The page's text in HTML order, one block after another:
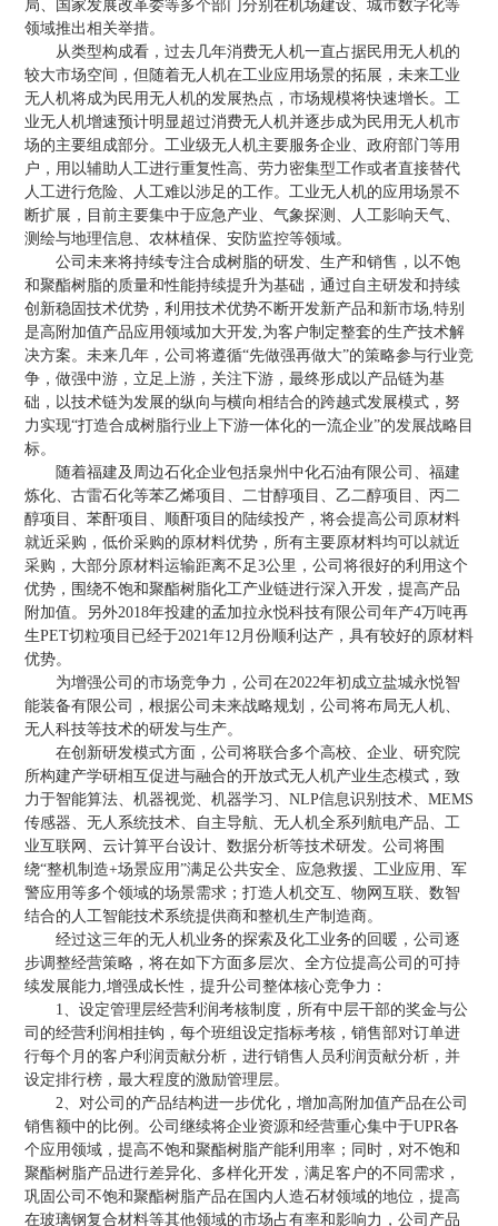
局、国家发展改革委等多个部门分别在机场建设、城市数字化等
领域推出相关举措。
从类型构成看，过去几年消费无人机一直占据民用无人机的
较大市场空间，但随着无人机在工业应用场景的拓展，未来工业
无人机将成为民用无人机的发展热点，市场规模将快速增长。工
业无人机增速预计明显超过消费无人机并逐步成为民用无人机市
场的主要组成部分。工业级无人机主要服务企业、政府部门等用
户，用以辅助人工进行重复性高、劳力密集型工作或者直接替代
人工进行危险、人工难以涉足的工作。工业无人机的应用场景不
断扩展，目前主要集中于应急产业、气象探测、人工影响天气、
测绘与地理信息、农林植保、安防监控等领域。
公司未来将持续专注合成树脂的研发、生产和销售，以不饱
和聚酯树脂的质量和性能持续提升为基础，通过自主研发和持续
创新稳固技术优势，利用技术优势不断开发新产品和新市场,特别
是高附加值产品应用领域加大开发,为客户制定整套的生产技术解
决方案。未来几年，公司将遵循“先做强再做大”的策略参与行业竞
争，做强中游，立足上游，关注下游，最终形成以产品链为基
础，以技术链为发展的纵向与横向相结合的跨越式发展模式，努
力实现“打造合成树脂行业上下游一体化的一流企业”的发展战略目
标。
随着福建及周边石化企业包括泉州中化石油有限公司、福建
炼化、古雷石化等苯乙烯项目、二甘醇项目、乙二醇项目、丙二
醇项目、苯酐项目、顺酐项目的陆续投产，将会提高公司原材料
就近采购，低价采购的原材料优势，所有主要原材料均可以就近
采购，大部分原材料运输距离不足3公里，公司将很好的利用这个
优势，围绕不饱和聚酯树脂化工产业链进行深入开发，提高产品
附加值。另外2018年投建的孟加拉永悦科技有限公司年产4万吨再
生PET切粒项目已经于2021年12月份顺利达产，具有较好的原材料
优势。
为增强公司的市场竞争力，公司在2022年初成立盐城永悦智
能装备有限公司，根据公司未来战略规划，公司将布局无人机、
无人科技等技术的研发与生产。
在创新研发模式方面，公司将联合多个高校、企业、研究院
所构建产学研相互促进与融合的开放式无人机产业生态模式，致
力于智能算法、机器视觉、机器学习、NLP信息识别技术、MEMS
传感器、无人系统技术、自主导航、无人机全系列航电产品、工
业互联网、云计算平台设计、数据分析等技术研发。公司将围
绕“整机制造+场景应用”满足公共安全、应急救援、工业应用、军
警应用等多个领域的场景需求；打造人机交互、物网互联、数智
结合的人工智能技术系统提供商和整机生产制造商。
经过这三年的无人机业务的探索及化工业务的回暖，公司逐
步调整经营策略，将在如下方面多层次、全方位提高公司的可持
续发展能力,增强成长性，提升公司整体核心竞争力：
1、设定管理层经营利润考核制度，所有中层干部的奖金与公
司的经营利润相挂钩，每个班组设定指标考核，销售部对订单进
行每个月的客户利润贡献分析，进行销售人员利润贡献分析，并
设定排行榜，最大程度的激励管理层。
2、对公司的产品结构进一步优化，增加高附加值产品在公司
销售额中的比例。公司继续将企业资源和经营重心集中于UPR各
个应用领域，提高不饱和聚酯树脂产能利用率；同时，对不饱和
聚酯树脂产品进行差异化、多样化开发，满足客户的不同需求，
巩固公司不饱和聚酯树脂产品在国内人造石材领域的地位，提高
在玻璃钢复合材料等其他领域的市场占有率和影响力，公司产品